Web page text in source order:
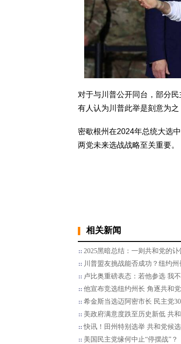
对于与川普公开同台，部分
有人认为川普此举是刻意为之
密歇根州在2024年总统大选
两党未来选战战略至关重要。
相关新闻
2025黑暗总结：一则共和党的讣
川普盟友挑战能否成功？纽约
卢比奥重磅表态：若他参选 我
他宣布竞选纽约州长 角逐共和
希金斯当选迈阿密市长 民主党
美政府满意度跌至历史新低 共
快讯！田州特别选举 共和党候
美国民主党缘何中止“停摆战”？